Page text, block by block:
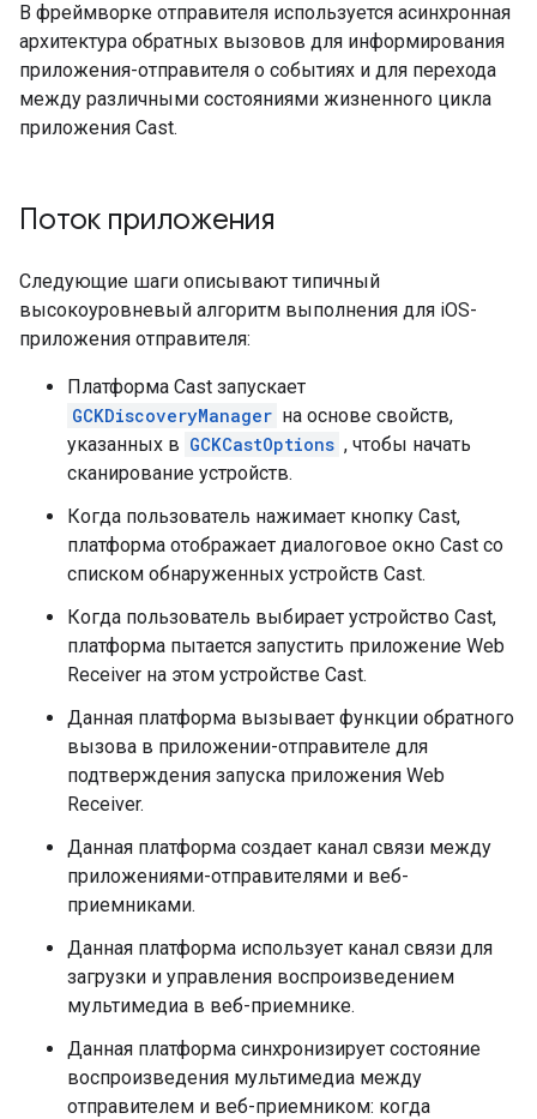
В фреймворке отправителя используется асинхронная
архитектура обратных вызовов для информирования
приложения-отправителя о событиях и для перехода
между различными состояниями жизненного цикла
приложения Cast.
Поток приложения
Следующие шаги описывают типичный
высокоуровневый алгоритм выполнения для iOS-
приложения отправителя:
Платформа Cast запускает
GCKDiscoveryManager на основе свойств,
указанных в GCKCastOptions , чтобы начать
сканирование устройств.
Когда пользователь нажимает кнопку Cast,
платформа отображает диалоговое окно Cast со
списком обнаруженных устройств Cast.
Когда пользователь выбирает устройство Cast,
платформа пытается запустить приложение Web
Receiver на этом устройстве Cast.
Данная платформа вызывает функции обратного
вызова в приложении-отправителе для
подтверждения запуска приложения Web
Receiver.
Данная платформа создает канал связи между
приложениями-отправителями и веб-
приемниками.
Данная платформа использует канал связи для
загрузки и управления воспроизведением
мультимедиа в веб-приемнике.
Данная платформа синхронизирует состояние
воспроизведения мультимедиа между
отправителем и веб-приемником: когда